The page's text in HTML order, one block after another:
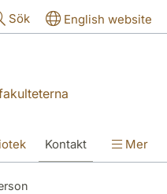
Sök English website
Kontakt Mer